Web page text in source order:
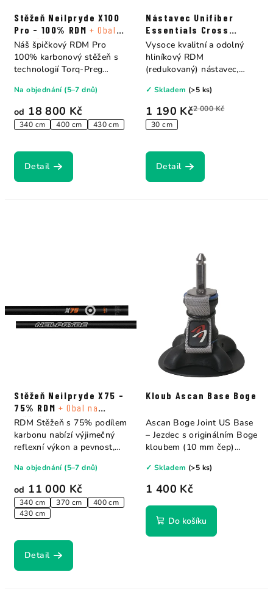
Stěžeň Neilpryde X100
Pro - 100% RDM + Obal
na stěžeň
od 18 800 Kč
340 cm 400 cm 430 cm
Na objednání (5–7 dnů)
Detail
Náš špičkový RDM Pro
100% karbonový stěžeň s
technologií Torq-Preg
Nástavec Unifiber
Essentials Cross
Pulley RDM
1 190 Kč2 000 Kč
30 cm
✓ Skladem (>5 ks)
Detail
Vysoce kvalitní a odolný
hliníkový RDM
(redukovaný) nástavec,
Stěžeň Neilpryde X75 -
75% RDM + Obal na
stěžeň
od 11 000 Kč
340 cm 370 cm
400 cm
430 cm
Na objednání (5–7 dnů)
Detail
RDM Stěžeň s 75% podílem
karbonu nabízí výjimečný
reflexní výkon a pevnost,
Kloub Ascan Base Boge
1 400 Kč
✓ Skladem (>5 ks)
Do košíku
Ascan Boge Joint US Base
– Jezdec s originálním Boge
kloubem (10 mm čep)